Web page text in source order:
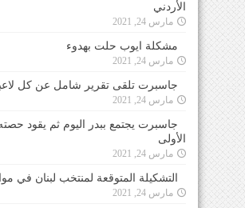
الأردني
مارس 24, 2021
مشكلة ايوب حلت بهدوء
مارس 24, 2021
جاسبرت تلقى تقرير شامل عن كل
مارس 24, 2021
جاسبرت يجتمع ببدر اليوم ثم يقود حصته
الأولى
مارس 24, 2021
التشكيلة المتوقعة لمنتخب لبنان في
مارس 24, 2021